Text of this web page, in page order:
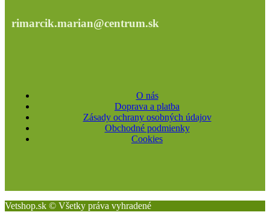
rimarcik.marian@centrum.sk
O nás
Doprava a platba
Zásady ochrany osobných údajov
Obchodné podmienky
Cookies
Vetshop.sk © Všetky práva vyhradené